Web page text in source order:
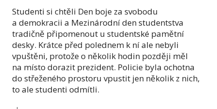
Studenti si chtěli Den boje za svobodu
a demokracii a Mezinárodní den studentstva
tradičně připomenout u studentské pamětní
desky. Krátce před polednem k ní ale nebyli
vpuštěni, protože o několik hodin později měl
na místo dorazit prezident. Policie byla ochotna
do střeženého prostoru vpustit jen několik z nich,
to ale studenti odmítli.